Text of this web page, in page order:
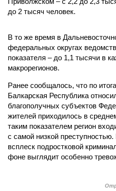
до 2 тысяч человек.
В то же время в
федеральных округах
показателя – до 1,1 тысячи в
макрорегионов.
Ранее сообщалось, что по
Балкарская Республика
благополучных субъектов
жителей приходилось в
таким показателем регион
с самой низкой
всплеск подростковой
фоне выглядит особенно